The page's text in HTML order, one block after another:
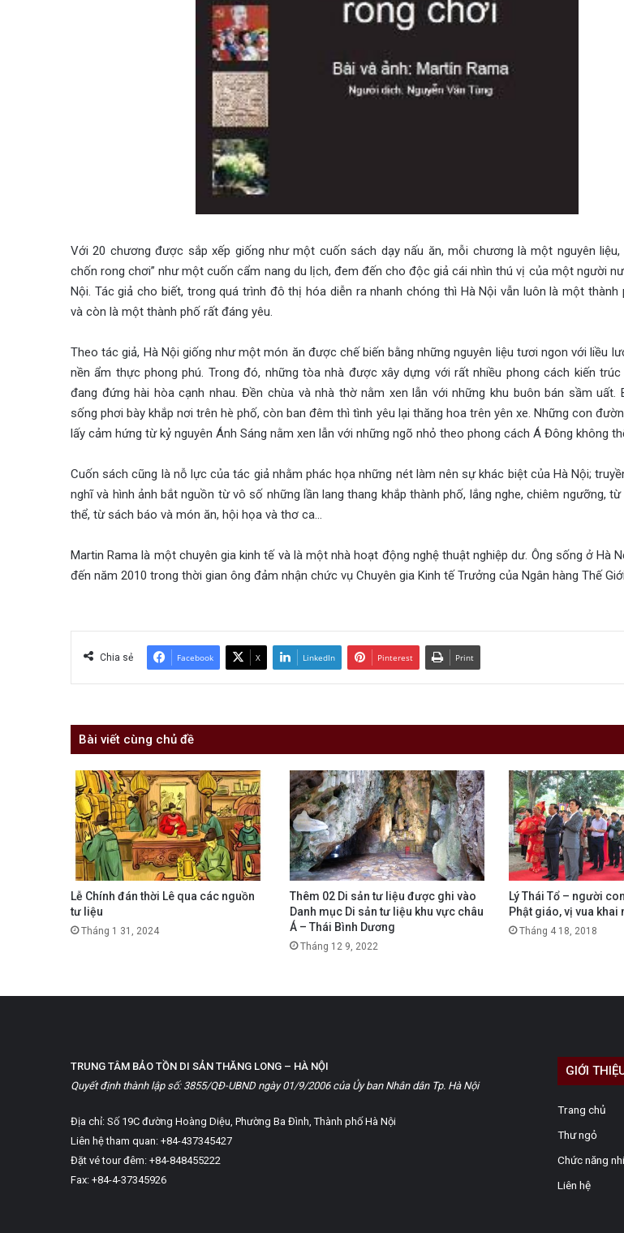
Với 20 chương được sắp xếp giống như một cuốn sách dạy nấu ăn, mỗi chương là một nguyên liệu,
chốn rong chơi” như một cuốn cẩm nang du lịch, đem đến cho độc giả cái nhìn thú vị của một người
Nội. Tác giả cho biết, trong quá trình đô thị hóa diễn ra nhanh chóng thì Hà Nội vẫn luôn là một thành
và còn là một thành phố rất đáng yêu.
Theo tác giả, Hà Nội giống như một món ăn được chế biến bằng những nguyên liệu tươi ngon với liều
nền ẩm thực phong phú. Trong đó, những tòa nhà được xây dựng với rất nhiều phong cách kiến trúc
đang đứng hài hòa cạnh nhau. Đền chùa và nhà thờ nằm xen lẫn với những khu buôn bán sầm uất.
sống phơi bày khắp nơi trên hè phố, còn ban đêm thì tình yêu lại thăng hoa trên yên xe. Những con
lấy cảm hứng từ kỷ nguyên Ánh Sáng nằm xen lẫn với những ngõ nhỏ theo phong cách Á Đông không
Cuốn sách cũng là nỗ lực của tác giả nhằm phác họa những nét làm nên sự khác biệt của Hà Nội;
nghĩ và hình ảnh bắt nguồn từ vô số những lần lang thang khắp thành phố, lắng nghe, chiêm ngưỡng,
thể, từ sách báo và món ăn, hội họa và thơ ca…
Martin Rama là một chuyên gia kinh tế và là một nhà hoạt động nghệ thuật nghiệp dư. Ông sống ở Hà
đến năm 2010 trong thời gian ông đảm nhận chức vụ Chuyên gia Kinh tế Trưởng của Ngân hàng Thế
Chia sẻ Facebook X LinkedIn Pinterest Print
Bài viết cùng chủ đề
Lễ Chính đán thời Lê qua các nguồn
tư liệu
Tháng 1 31, 2024
Thêm 02 Di sản tư liệu được ghi vào
Danh mục Di sản tư liệu khu vực châu
Á – Thái Bình Dương
Tháng 12 9, 2022
Lý Thái Tổ – người
Phật giáo, vị vua khai
Tháng 4 18, 2018
TRUNG TÂM BẢO TỒN DI SẢN THĂNG LONG – HÀ NỘI
Quyết định thành lập số: 3855/QĐ-UBND ngày 01/9/2006 của Ủy ban Nhân dân Tp. Hà Nội
Địa chỉ: Số 19C đường Hoàng Diệu, Phường Ba Đình, Thành phố Hà Nội
Liên hệ tham quan: +84-437345427
Đặt vé tour đêm: +84-848455222
Fax: +84-4-37345926
GIỚI
Trang chủ
Thư ngỏ
Chức năng
Liên hệ